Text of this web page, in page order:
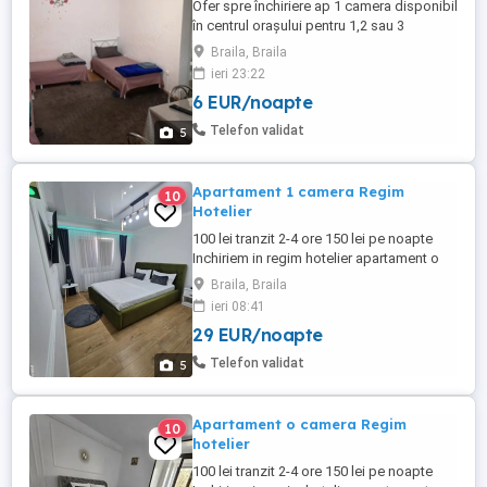
5
Ofer spre închiriere ap 1 camera disponibil
în centrul orașului pentru 1,2 sau 3
persoane (putem caza mai multe
persoane in locații alăturate).
Apartamentul dispune de toate condițiile
necesare, Aer Conditionat , CT, mașina de
spălat rufe, bucătărie utilata, wifi gratuit,
Braila, Braila
ieri 23:22
6 EUR/noapte
Telefon validat
5
10
Apartament 1 camera Regim
Hotelier
100 lei tranzit 2-4 ore 150 lei pe noapte
Inchiriem in regim hotelier apartament o
camera,recent renovat(totul nou) ,complet
utilat cu tot ce este necesar pentru o
sedere reusita! -Centrala termică -Ac -
Mașina de spalat rufe -Frigider -Plita -
Cuptor electric -Cuptor microunde -TV -
Braila, Braila
ieri 08:41
29 EUR/noapte
Telefon validat
10
Apartament o camera Regim
hotelier
100 lei tranzit 2-4 ore 150 lei pe noapte